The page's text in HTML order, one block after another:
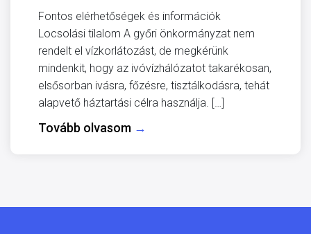
Fontos elérhetőségek és információk
Locsolási tilalom A győri önkormányzat nem
rendelt el vízkorlátozást, de megkérünk
mindenkit, hogy az ivóvízhálózatot takarékosan,
elsősorban ivásra, főzésre, tisztálkodásra, tehát
alapvető háztartási célra használja. […]
Tovább olvasom →